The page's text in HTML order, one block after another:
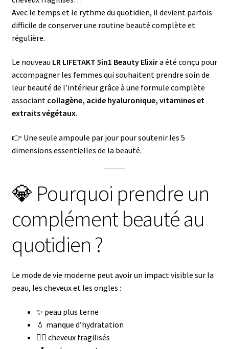
Avec le temps et le rythme du quotidien, il devient parfois
difficile de conserver une routine beauté complète et
régulière.
Le nouveau LR LIFETAKT 5in1 Beauty Elixira été conçu pour
accompagner les femmes qui souhaitent prendre soin de
leur beauté de l’intérieur grâce à une formule complète
associant collagène, acide hyaluronique, vitamines et
extraits végétaux.
👉 Une seule ampoule par jour pour soutenir les 5
dimensions essentielles de la beauté.
💎 Pourquoi prendre un
complément beauté au
quotidien ?
Le mode de vie moderne peut avoir un impact visible sur la
peau, les cheveux et les ongles :
✨ peau plus terne
💧 manque d’hydratation
💇‍♀️ cheveux fragilisés